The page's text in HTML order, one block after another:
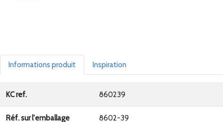
Informations produit Inspiration
KC ref. 860239
Réf. sur l'emballage 8602-39